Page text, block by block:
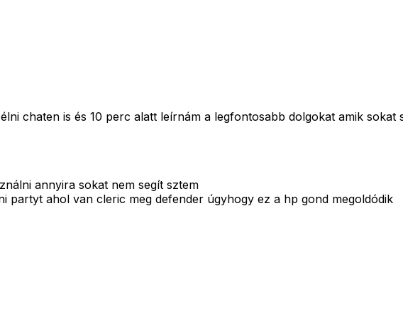
chaten is és 10 perc alatt leírnám a legfontosabb dolgokat amik sokat
annyira sokat nem segít sztem
ahol van cleric meg defender úgyhogy ez a hp gond megoldódik